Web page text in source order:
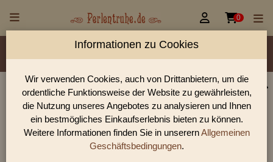
 0
Material/Glassorte Sorte/Form Farbe
Größen
Lochdurchmesser
Perlen Shop für gedrückte Perlen Doppelpyramide
In unserem Perlen Shop finden sie zahlreich gedrückte Perlen
Doppelpyramide und viele weiter Glasperlen.
Informationen zu Cookies
Wir verwenden Cookies, auch von Drittanbietern, um die
ordentliche Funktionsweise der Website zu gewährleisten,
die Nutzung unseres Angebotes zu analysieren und Ihnen
ein bestmögliches Einkaufserlebnis bieten zu können.
Weitere Informationen finden Sie in unserernAllgemeinen
Geschäftsbedingungen.